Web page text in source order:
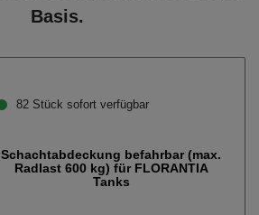
Basis.
82 Stück sofort verfügbar
Schachtabdeckung befahrbar (max.
Radlast 600 kg) für FLORANTIA
Tanks